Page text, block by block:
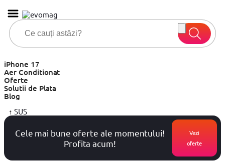
iPhone 17
Aer Conditionat
Oferte
Solutii de Plata
Blog
↑ SUS
Cele mai bune oferte ale momentului!
Profita acum!
Vezi
oferte